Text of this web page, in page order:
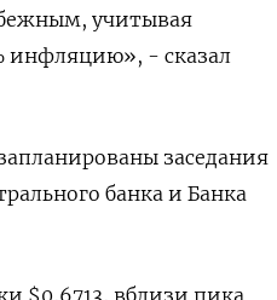
учитывая
инфляцию», - сказал
заседания
банка и Банка